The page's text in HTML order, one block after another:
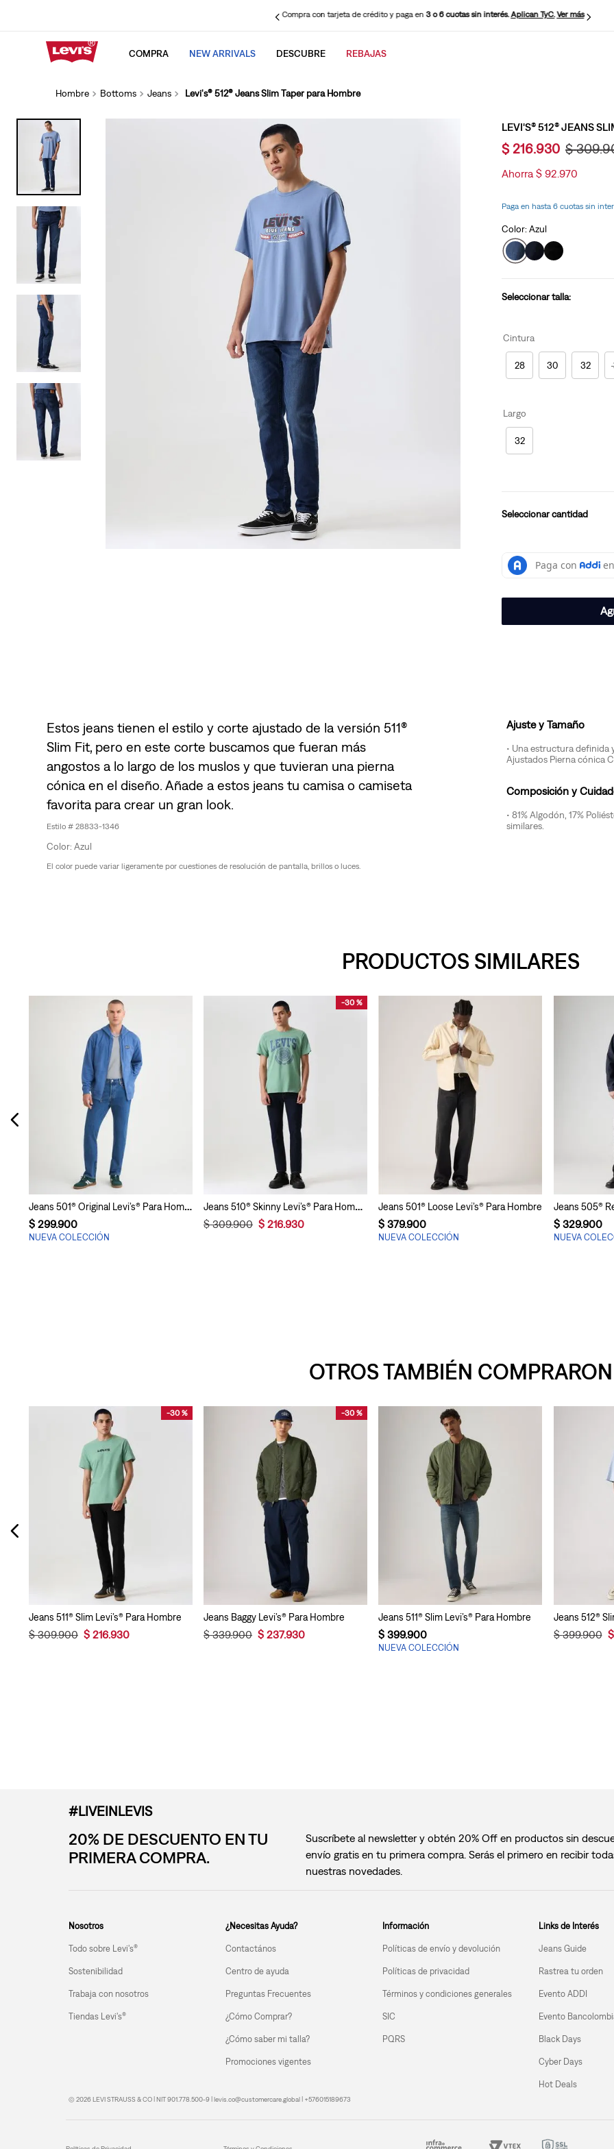
Compra con tarjeta de crédito y paga en3 o 6 cuotas sin interés. Aplican TyC. Ver más
COMPRA NEW ARRIVALS DESCUBRE REBAJAS
Hombre Bottoms Jeans Levi's® 512® Jeans Slim Taper para Hombre
LEVI'S® 512® JEANS
$ 216.930 $ 309.
Ahorra$ 92.970
Paga en hasta 6 cuotas sin
Color:Azul
Seleccionar talla:
Cintura
28 30 32
Largo
32
cantidad
Estos jeans tienen el estilo y corte ajustado de la versión 511®
Slim Fit, pero en este corte buscamos que fueran más
angostos a lo largo de los muslos y que tuvieran una pierna
cónica en el diseño. Añade a estos jeans tu camisa o camiseta
favorita para crear un gran look.
28833-1346
Azul
El color puede variar ligeramente por cuestiones de resolución de pantalla, brillos o luces.
Ajuste y Tamaño
Una estructura definida
Ajustados Pierna cónica
Composición y
81% Algodón, 17%
similares.
PRODUCTOS SIMILARES
Jeans 501® Original Levi’s® Para Hombre
$ 299.900
NUEVA COLECCIÓN
-30 %
Jeans 510® Skinny Levi’s® Para Hombre
$ 309.900 $ 216.930
Jeans 501® Loose Levi’s® Para Hombre
$ 379.900
NUEVA COLECCIÓN
$ 329.900
NUEVA
OTROS TAMBIÉN COMPRARON
-30 %
Jeans 511® Slim Levi’s® Para Hombre
$ 309.900 $ 216.930
-30 %
Jeans Baggy Levi’s® Para Hombre
$ 339.900 $ 237.930
Jeans 511® Slim Levi’s® Para Hombre
$ 399.900
NUEVA COLECCIÓN
$ 399.900 $
#LIVEINLEVIS
20% DE DESCUENTO EN TU
PRIMERA COMPRA.
Suscríbete al newsletter y obtén 20% Off en productos sin
envío gratis en tu primera compra. Serás el primero en recibir
nuestras novedades.
Nosotros
Todo sobre Levi's®
Sostenibilidad
Trabaja con nosotros
Tiendas Levi's®
¿Necesitas Ayuda?
Contactános
Centro de ayuda
Preguntas Frecuentes
¿Cómo Comprar?
¿Cómo saber mi talla?
Promociones vigentes
Información
Políticas de envío y devolución
Políticas de privacidad
Términos y condiciones generales
SIC
PQRS
Links de Interés
Jeans Guide
Rastrea tu orden
Evento ADDI
Evento
Black Days
Cyber Days
Hot Deals
© 2026 LEVI STRAUSS & CO | NIT 901.778.500-9 | levis.co@customercare.global | +576015189673
1.
501 jeans hombre
cinch baggy
501 jeans mujer
505
512
baggy
jeans
ribcage